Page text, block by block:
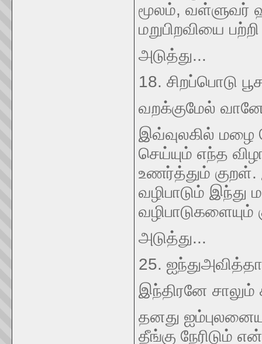
மூலம், வள்ளுவர்
மறுபிறவியை
அடுத்து...
18. சிறப்பொடு
வறக்குமேல்
இவ்வுலகில் மழை
செய்யும் எந்த
உணர்த்தும் குறள்.
வழிபாடும்
வழிபாடுகளையும்
அடுத்து...
25.
இந்திரனே சாலும்
தனது
தீங்கு நேரிடும்